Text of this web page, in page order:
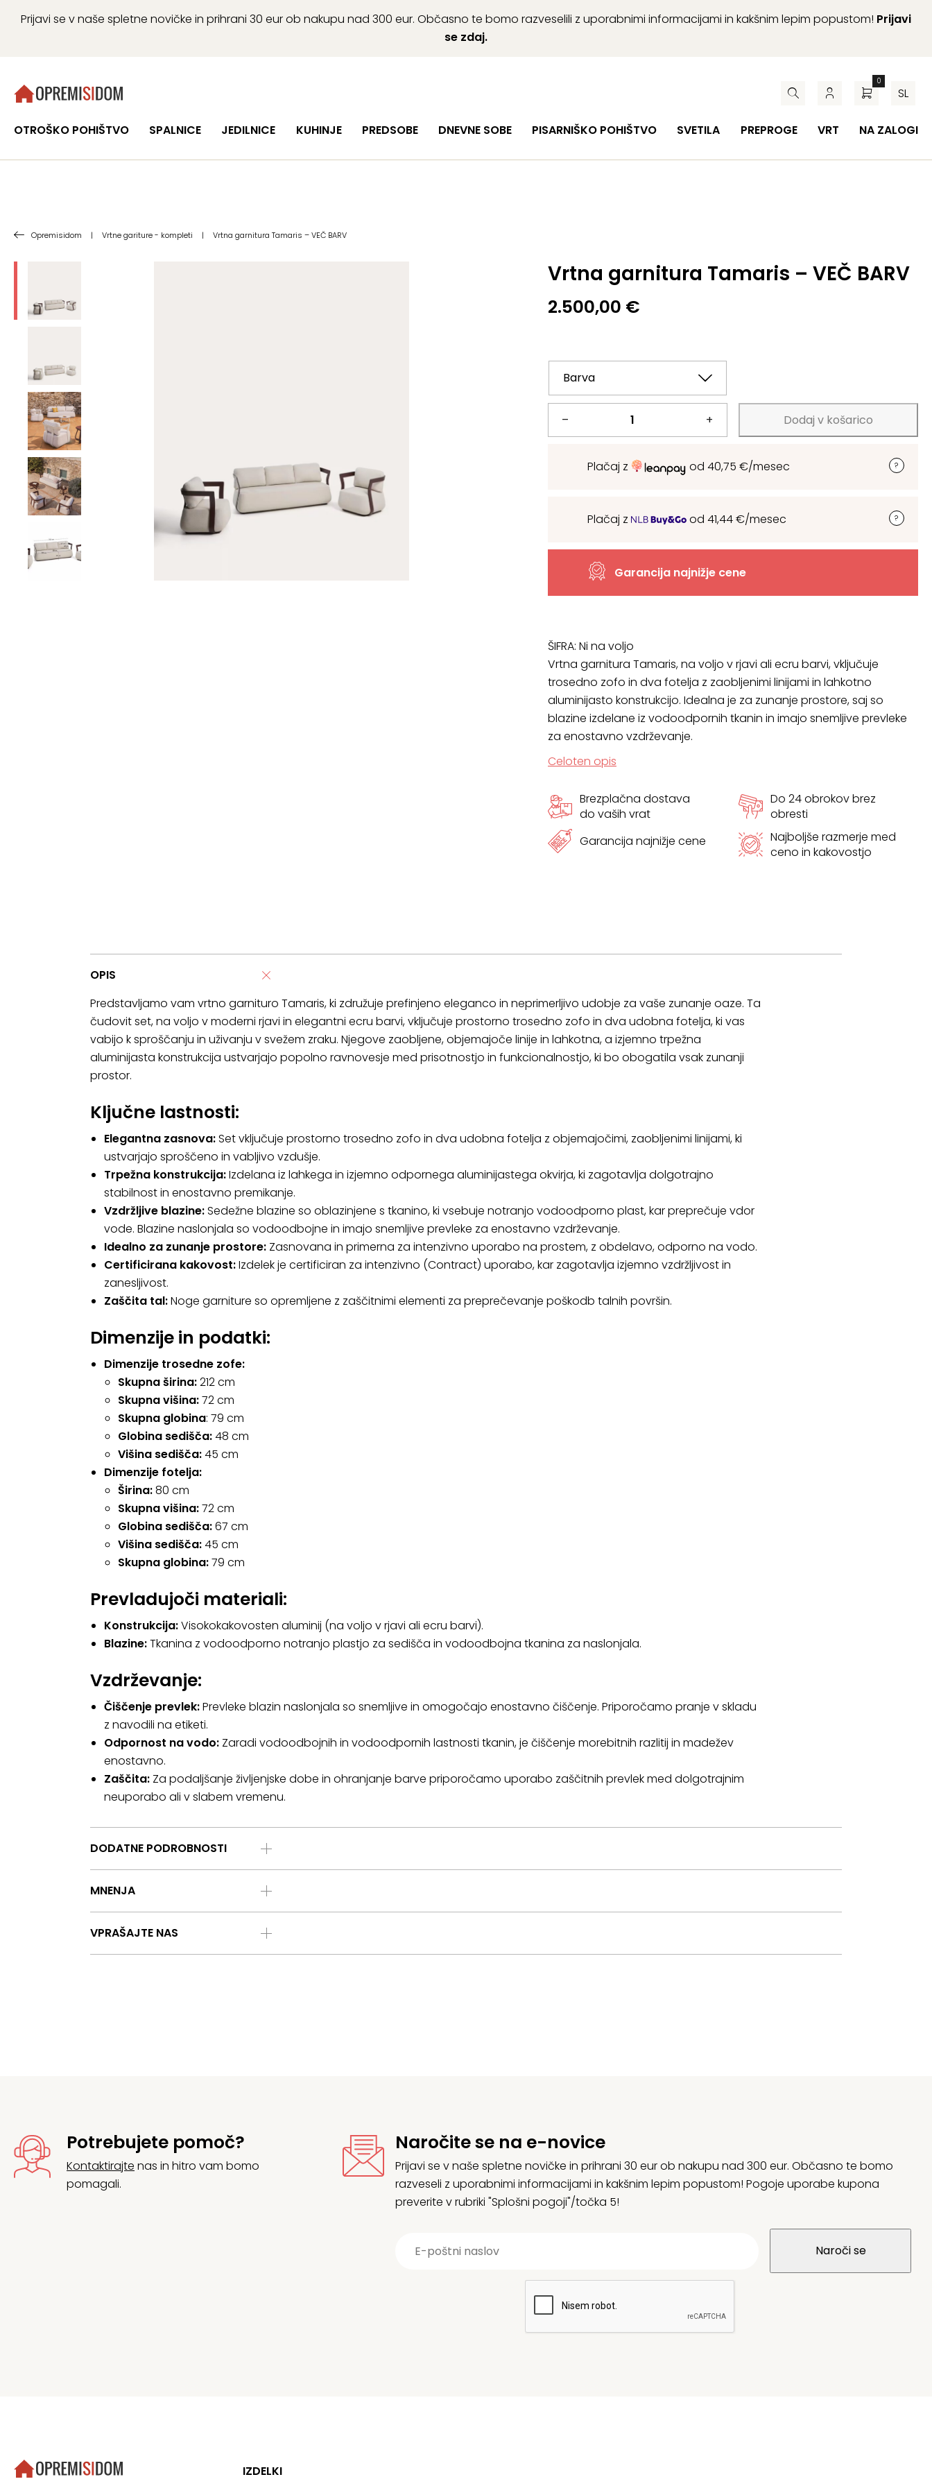
Prijavi se v naše spletne novičke in prihrani 30 eur ob nakupu nad 300 eur. Občasno te bomo razveselili z uporabnimi informacijami in kakšnim lepim popustom! Prijavi
se zdaj.
0
SL
OTROŠKO POHIŠTVO SPALNICE JEDILNICE KUHINJE PREDSOBE DNEVNE SOBE PISARNIŠKO POHIŠTVO SVETILA PREPROGE VRT NA ZALOGI
Opremisidom | Vrtne gariture - kompleti | Vrtna garnitura Tamaris – VEČ BARV
Vrtna garnitura Tamaris – VEČ BARV
2.500,00 €
–
Vrtna
količina
+ Dodaj v košarico
Plačaj z od 40,75 €/mesec
Plačaj z od 41,44€/mesec
Garancija najnižje cene
ŠIFRA: Ni na voljo
Vrtna garnitura Tamaris, na voljo v rjavi ali ecru barvi, vključuje
trosedno zofo in dva fotelja z zaobljenimi linijami in lahkotno
aluminijasto konstrukcijo. Idealna je za zunanje prostore, saj so
blazine izdelane iz vodoodpornih tkanin in imajo snemljive prevleke
za enostavno vzdrževanje.
Celoten opis
Brezplačna dostava
do vaših vrat
Do 24 obrokov brez
obresti
Garancija najnižje cene
Najboljše razmerje med
ceno in kakovostjo
OPIS
Predstavljamo vam vrtno garnituro Tamaris, ki združuje prefinjeno eleganco in neprimerljivo udobje za vaše zunanje oaze. Ta
čudovit set, na voljo v moderni rjavi in elegantni ecru barvi, vključuje prostorno trosedno zofo in dva udobna fotelja, ki vas
vabijo k sproščanju in uživanju v svežem zraku. Njegove zaobljene, objemajoče linije in lahkotna, a izjemno trpežna
aluminijasta konstrukcija ustvarjajo popolno ravnovesje med prisotnostjo in funkcionalnostjo, ki bo obogatila vsak zunanji
prostor.
Ključne lastnosti:
Elegantna zasnova:Set vključuje prostorno trosedno zofo in dva udobna fotelja z objemajočimi, zaobljenimi linijami, ki
ustvarjajo sproščeno in vabljivo vzdušje.
Trpežna konstrukcija:Izdelana iz lahkega in izjemno odpornega aluminijastega okvirja, ki zagotavlja dolgotrajno
stabilnost in enostavno premikanje.
Vzdržljive blazine:Sedežne blazine so oblazinjene s tkanino, ki vsebuje notranjo vodoodporno plast, kar preprečuje vdor
vode. Blazine naslonjala so vodoodbojne in imajo snemljive prevleke za enostavno vzdrževanje.
Idealno za zunanje prostore: Zasnovana in primerna za intenzivno uporabo na prostem, z obdelavo, odporno na vodo.
Certificirana kakovost:Izdelek je certificiran za intenzivno (Contract) uporabo, kar zagotavlja izjemno vzdržljivost in
zanesljivost.
Zaščita tal:Noge garniture so opremljene z zaščitnimi elementi za preprečevanje poškodb talnih površin.
Dimenzije in podatki:
Dimenzije trosedne zofe:
Skupna širina:212 cm
Skupna višina:72 cm
Skupna globina: 79 cm
Globina sedišča:48 cm
Višina sedišča:45 cm
Dimenzije fotelja:
Širina:80 cm
Skupna višina:72 cm
Globina sedišča:67 cm
Višina sedišča:45 cm
Skupna globina:79 cm
Prevladujoči materiali:
Konstrukcija:Visokokakovosten aluminij (na voljo v rjavi ali ecru barvi).
Blazine:Tkanina z vodoodporno notranjo plastjo za sedišča in vodoodbojna tkanina za naslonjala.
Vzdrževanje:
Čiščenje prevlek:Prevleke blazin naslonjala so snemljive in omogočajo enostavno čiščenje. Priporočamo pranje v skladu
z navodili na etiketi.
Odpornost na vodo: Zaradi vodoodbojnih in vodoodpornih lastnosti tkanin, je čiščenje morebitnih razlitij in madežev
enostavno.
Zaščita: Za podaljšanje življenjske dobe in ohranjanje barve priporočamo uporabo zaščitnih prevlek med dolgotrajnim
neuporabo ali v slabem vremenu.
DODATNE PODROBNOSTI
MNENJA
VPRAŠAJTE NAS
Potrebujete pomoč?
Kontaktirajte nas in hitro vam bomo
pomagali.
Naročite se na e-novice
Prijavi se v naše spletne novičke in prihrani 30 eur ob nakupu nad 300 eur. Občasno te bomo
razveseli z uporabnimi informacijami in kakšnim lepim popustom! Pogoje uporabe kupona
preverite v rubriki "Splošni pogoji"/točka 5!
IZDELKI